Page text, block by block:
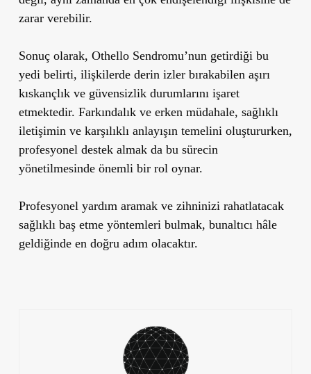
zarar verebilir.
Sonuç olarak, Othello Sendromu’nun getirdiği bu
yedi belirti, ilişkilerde derin izler bırakabilen aşırı
kıskançlık ve güvensizlik durumlarını işaret
etmektedir. Farkındalık ve erken müdahale, sağlıklı
iletişimin ve karşılıklı anlayışın temelini oluştururken,
profesyonel destek almak da bu sürecin
yönetilmesinde önemli bir rol oynar.
Profesyonel yardım aramak ve zihninizi rahatlatacak
sağlıklı baş etme yöntemleri bulmak, bunaltıcı hâle
geldiğinde en doğru adım olacaktır.